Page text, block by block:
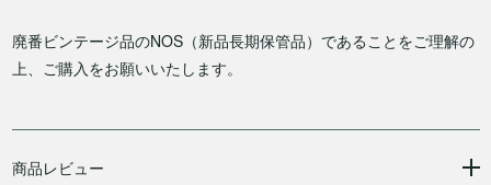
廃番ビンテージ品のNOS（新品長期保管品）であることをご理解の
上、ご購入をお願いいたします。
商品レビュー